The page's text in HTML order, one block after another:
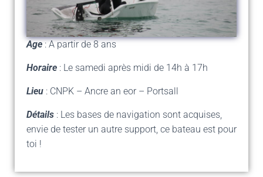
Age : A partir de 8 ans
Horaire : Le samedi après midi de 14h à 17h
Lieu : CNPK – Ancre an eor – Portsall
Détails : Les bases de navigation sont acquises,
envie de tester un autre support, ce bateau est pour
toi !